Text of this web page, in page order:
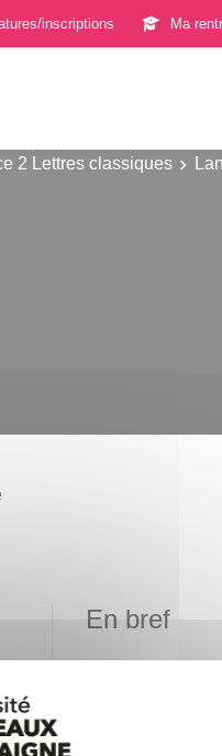
inscriptions Ma
2 Lettres classiques
En bref
Mobilité
Accessible